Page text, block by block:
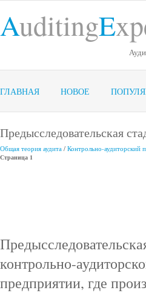
AuditingE
ГЛАВНАЯ НОВОЕ
Предысследовательская
Общая теория аудита / Контрольно-аудиторский
Страница 1
контрольно-
предприятии, где